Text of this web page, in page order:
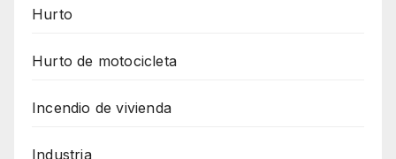
Hurto
Hurto de motocicleta
Incendio de vivienda
Industria